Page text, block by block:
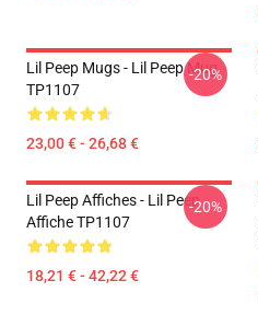
Lil Peep Mugs - Lil Peep Mug
TP1107
23,00 € - 26,68 €
-20%
Lil Peep Affiches - Lil Peep
Affiche TP1107
18,21 € - 42,22 €
-20%